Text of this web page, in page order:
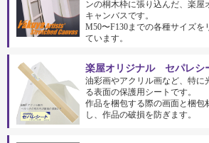
ンの桐木枠に張り込んだ、楽屋
キャンバスです。
M50〜F130までの各種サイズを
ています。
楽屋オリジナル セパレシ
油彩画やアクリル画など、特に
る表面の保護用シートです。
作品を梱包する際の画面と梱包
し、作品の破損を防ぎます。